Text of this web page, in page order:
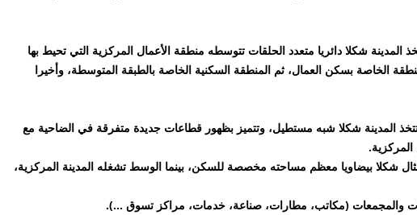
المدينة شكلا دائريا متعدد الحلقات تتوسطه منطقة الأعمال المركزية التي تحيط بها
الخاصة بسكن العمال، ثم المنطقة السكنية الخاصة بالطبقة المتوسطة، وأخيرا
تتخذ المدينة شكلا شبه مستطيل، وتتميز بظهور قطاعات جديدة متفرقة في الضاحية مع
شكلا بيضاويا معظم مساحته مخصصة للسكن، بينما الوسط تشغله المدينة المركزية،
والمجمعات (مكاتب، مطارات، صناعة، خدمات، مراكز تسوق ...).